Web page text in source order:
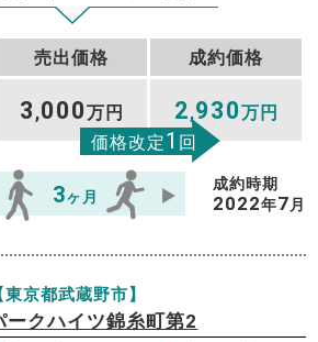
売出価格 成約価格
3 ,000万円 2,930万円
価格改定1 回
3ヶ月
成約時期
2022年7 月
東京都武蔵野市】
ークハイツ錦糸町第2